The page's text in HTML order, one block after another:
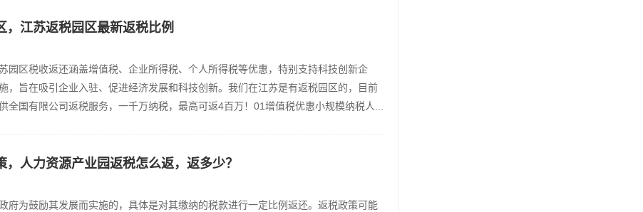
，江苏返税园区最新返税比例
园区税收返还涵盖增值税、企业所得税、个人所得税等优惠，特别支持科技创新企
，旨在吸引企业入驻、促进经济发展和科技创新。我们在江苏是有返税园区的，目前
全国有限公司返税服务，一千万纳税，最高可返4百万！01增值税优惠小规模纳税人...
，人力资源产业园返税怎么返，返多少？
府为鼓励其发展而实施的，具体是对其缴纳的税款进行一定比例返还。返税政策可能